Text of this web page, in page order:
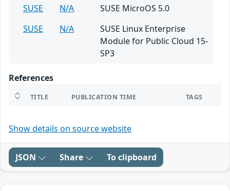
SUSE
N/A
SUSE MicroOS 5.0
SUSE
N/A
SUSE Linux Enterprise
Module for Public Cloud 15-
SP3
References
TITLE PUBLICATION TIME TAGS
Show details on source website
JSON Share To clipboard